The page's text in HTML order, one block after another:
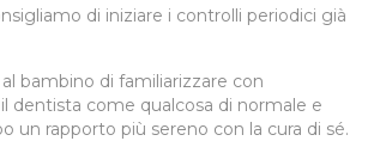
di iniziare i controlli periodici già
bambino di familiarizzare con
dentista come qualcosa di normale e
un rapporto più sereno con la cura di sé.